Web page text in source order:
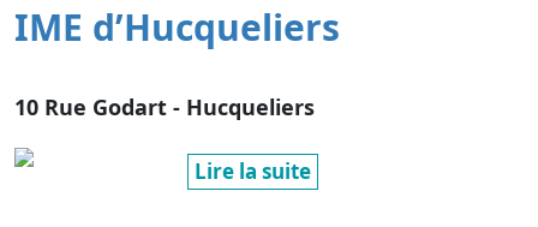
IME d’Hucqueliers
10 Rue Godart - Hucqueliers
Lire la suite